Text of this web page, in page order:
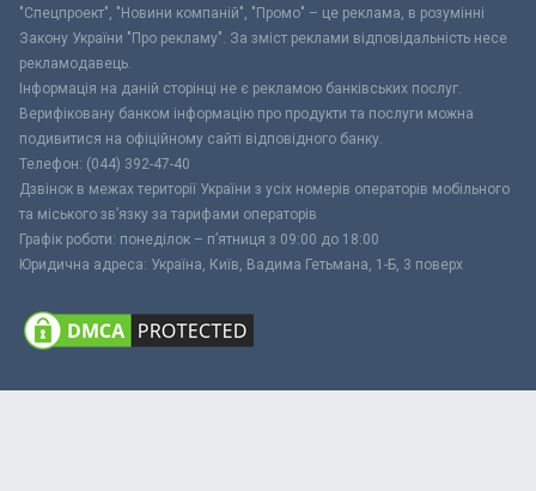
"Спецпроект", "Новини компаній", "Промо" – це реклама, в розумінні
Закону України "Про рекламу". За зміст реклами відповідальність несе
рекламодавець.
Інформація на даній сторінці не є рекламою банківських послуг.
Верифіковану банком інформацію про продукти та послуги можна
подивитися на офіційному сайті відповідного банку.
Телефон: (044) 392-47-40
Дзвінок в межах території України з усіх номерів операторів мобільного
та міського зв’язку за тарифами операторів
Графік роботи: понеділок – п’ятниця з 09:00 до 18:00
Юридична адреса: Україна, Київ, Вадима Гетьмана, 1-Б, 3 поверх